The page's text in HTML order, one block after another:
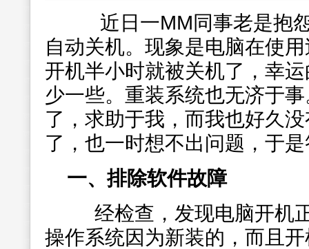
近日一MM同事老是抱
自动关机。现象是电脑在使
开机半小时就被关机了，幸
少一些。重装系统也无济于
了，求助于我，而我也好久
了，也一时想不出问题，于
一、排除软件故障
经检查，发现电脑开机
操作系统因为新装的，而且